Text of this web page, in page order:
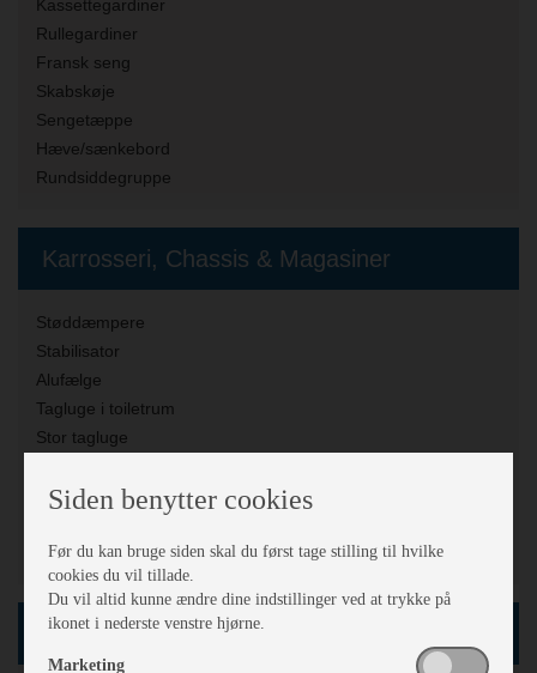
Kassettegardiner
Rullegardiner
Fransk seng
Skabskøje
Sengetæppe
Hæve/sænkebord
Rundsiddegruppe
Karrosseri, Chassis & Magasiner
Støddæmpere
Stabilisator
Alufælge
Tagluge i toiletrum
Stor tagluge
Fluenetsdør
Mover mærke: NEJ
Køkken - Bad & Toilet
Siden benytter cookies
Før du kan bruge siden skal du først tage stilling til hvilke
cookies du vil tillade.
Du vil altid kunne ændre dine indstillinger ved at trykke på
ikonet i nederste venstre hjørne.
Marketing